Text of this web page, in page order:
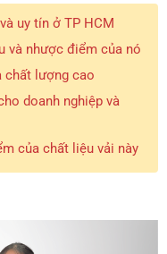
uy tín ở TP HCM
và nhược điểm của nó
chất lượng cao
doanh nghiệp và
của chất liệu vải này